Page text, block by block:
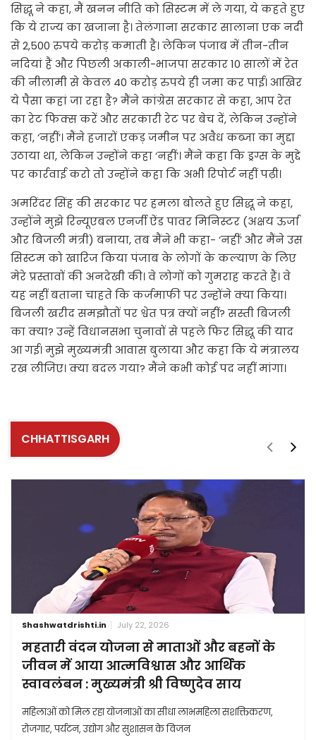
सिद्धू ने कहा, मैं खनन नीति को सिस्टम में ले गया, ये कहते हुए
कि ये राज्य का खजाना है। तेलंगाना सरकार सालाना एक नदी
से 2,500 रुपये करोड़ कमाती है। लेकिन पंजाब में तीन-तीन
नदियां हैं और पिछली अकाली-भाजपा सरकार 10 सालों में रेत
की नीलामी से केवल 40 करोड़ रुपये ही जमा कर पाई। आखिर
ये पैसा कहां जा रहा है? मैंने कांग्रेस सरकार से कहा, आप रेत
का रेट फिक्स करें और सरकारी रेट पर बेच दें, लेकिन उन्होंने
कहा, ‘नहीं’। मैंने हजारों एकड़ जमीन पर अवैध कब्जा का मुद्दा
उठाया था, लेकिन उन्होंने कहा ‘नहीं’। मैंने कहा कि ड्रग्स के मुद्दे
पर कार्रवाई करो तो उन्होंने कहा कि अभी रिपोर्ट नहीं पढ़ी।
अमरिंदर सिंह की सरकार पर हमला बोलते हुए सिद्धू ने कहा,
उन्होंने मुझे रिन्यूएबल एनर्जी ऐंड पावर मिनिस्टर (अक्षय ऊर्जा
और बिजली मंत्री) बनाया, तब मैंने भी कहा- ‘नहीं’ और मैंने उस
सिस्टम को खारिज किया पंजाब के लोगों के कल्याण के लिए
मेरे प्रस्तावों की अनदेखी की। वे लोगों को गुमराह करते हैं। वे
यह नहीं बताना चाहते कि कर्जमाफी पर उन्होंने क्या किया।
बिजली खरीद समझौतों पर श्वेत पत्र क्यों नहीं? सस्ती बिजली
का क्या? उन्हें विधानसभा चुनावों से पहले फिर सिद्धू की याद
आ गई। मुझे मुख्यमंत्री आवास बुलाया और कहा कि ये मंत्रालय
रख लीजिए। क्या बदल गया? मैंने कभी कोई पद नहीं मांगा।
CHHATTISGARH
Shashwatdrishti.in July 22, 2026
महतारी वंदन योजना से माताओं और बहनों के
जीवन में आया आत्मविश्वास और आर्थिक
स्वावलंबन : मुख्यमंत्री श्री विष्णुदेव साय
महिलाओं को मिल रहा योजनाओं का सीधा लाभमहिला सशक्तिकरण,
रोजगार, पर्यटन, उद्योग और सुशासन के विजन